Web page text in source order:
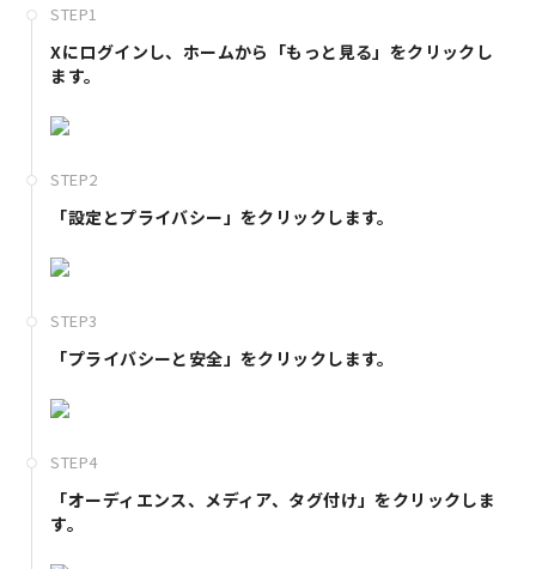
STEP1
Xにログインし、ホームから「もっと見る」をクリックし
ます。
STEP2
「設定とプライバシー」をクリックします。
STEP3
「プライバシーと安全」をクリックします。
STEP4
「オーディエンス、メディア、タグ付け」をクリックしま
す。